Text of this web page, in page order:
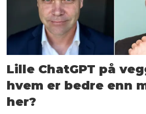
Lille ChatGPT på
hvem er bedre enn
her?